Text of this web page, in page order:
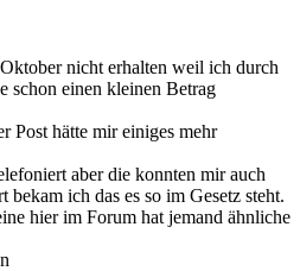
nicht erhalten weil ich durch
schon einen kleinen Betrag
Post hätte mir einiges mehr
aber die konnten mir auch
ich das es so im Gesetz steht.
hier im Forum hat jemand ähnliche